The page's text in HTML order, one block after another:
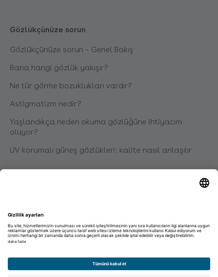
Gözlükçünüze sorun
Gözlükçünüze sorun – Genel Bakış
Bana hangi gözlük yakışır?
Ne tür görme bozuklukları vardır?
Astigmatizm nedir?
Yaşlandıkça neden okuma gözlüğüne ihtiyacım
oluyor?
UV korumalı güneş gözlükleri: kalite nasıl anlaşılır
Kariyer
Talep edilmemiş başvuru